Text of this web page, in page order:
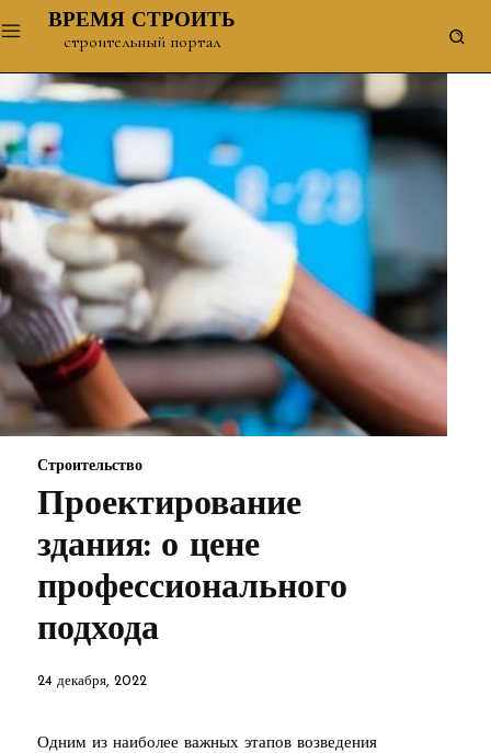
ВРЕМЯ СТРОИТЬ
строительный портал
Строительство
Проектирование
здания: о цене
профессионального
подхода
24 декабря, 2022
Одним из наиболее важных этапов возведения